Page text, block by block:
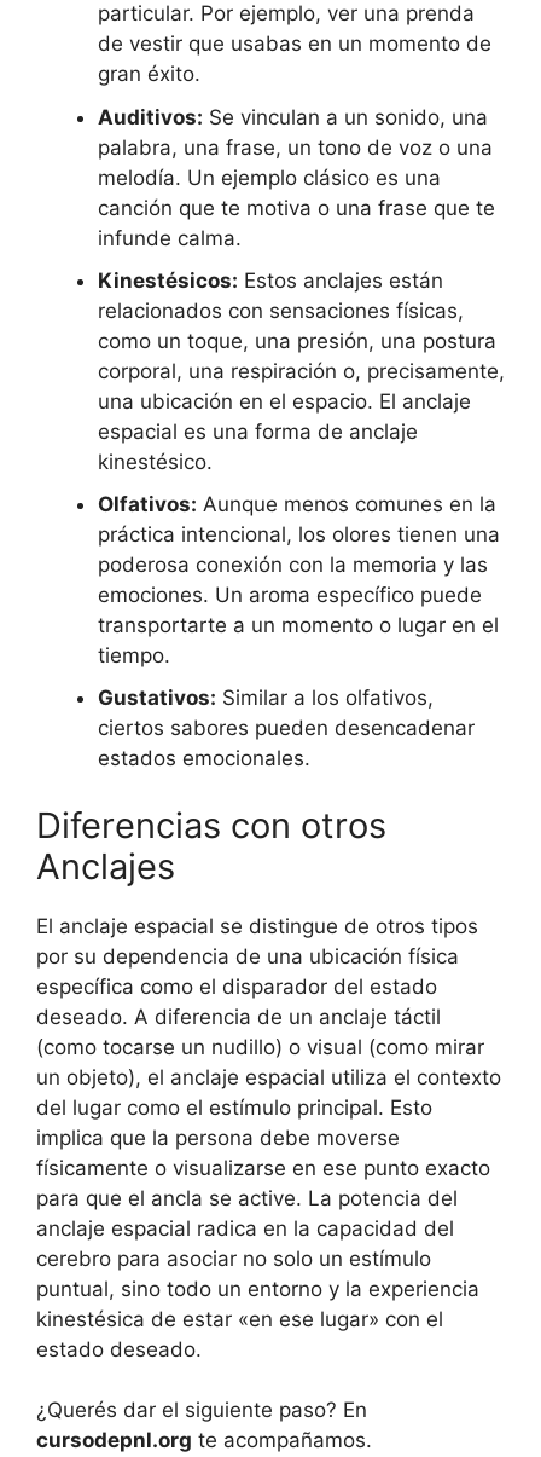
particular. Por ejemplo, ver una prenda
de vestir que usabas en un momento de
gran éxito.
Auditivos: Se vinculan a un sonido, una
palabra, una frase, un tono de voz o una
melodía. Un ejemplo clásico es una
canción que te motiva o una frase que te
infunde calma.
Kinestésicos: Estos anclajes están
relacionados con sensaciones físicas,
como un toque, una presión, una postura
corporal, una respiración o, precisamente,
una ubicación en el espacio. El anclaje
espacial es una forma de anclaje
kinestésico.
Olfativos: Aunque menos comunes en la
práctica intencional, los olores tienen una
poderosa conexión con la memoria y las
emociones. Un aroma específico puede
transportarte a un momento o lugar en el
tiempo.
Gustativos: Similar a los olfativos,
ciertos sabores pueden desencadenar
estados emocionales.
Diferencias con otros
Anclajes
El anclaje espacial se distingue de otros tipos
por su dependencia de una ubicación física
específica como el disparador del estado
deseado. A diferencia de un anclaje táctil
(como tocarse un nudillo) o visual (como mirar
un objeto), el anclaje espacial utiliza el contexto
del lugar como el estímulo principal. Esto
implica que la persona debe moverse
físicamente o visualizarse en ese punto exacto
para que el ancla se active. La potencia del
anclaje espacial radica en la capacidad del
cerebro para asociar no solo un estímulo
puntual, sino todo un entorno y la experiencia
kinestésica de estar «en ese lugar» con el
estado deseado.
¿Querés dar el siguiente paso? En
cursodepnl.org te acompañamos.